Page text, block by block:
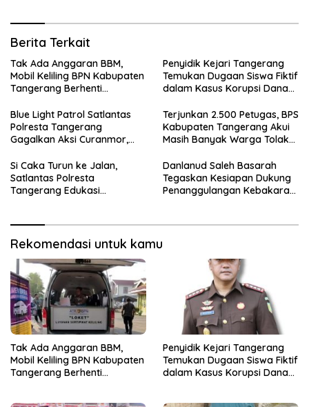
Berita Terkait
Tak Ada Anggaran BBM,
Mobil Keliling BPN Kabupaten
Tangerang Berhenti
Penyidik Kejari Tangerang
Temukan Dugaan Siswa Fiktif
dalam Kasus Korupsi Dana
Blue Light Patrol Satlantas
Polresta Tangerang
Gagalkan Aksi Curanmor,
Diamankan
Terjunkan 2.500 Petugas, BPS
Kabupaten Tangerang Akui
Masih Banyak Warga Tolak
Si Caka Turun ke Jalan,
Satlantas Polresta
Tangerang Edukasi
Danlanud Saleh Basarah
Tegaskan Kesiapan Dukung
Penanggulangan Kebakaran
Rekomendasi untuk kamu
Tak Ada Anggaran BBM,
Mobil Keliling BPN Kabupaten
Tangerang Berhenti
Penyidik Kejari Tangerang
Temukan Dugaan Siswa Fiktif
dalam Kasus Korupsi Dana